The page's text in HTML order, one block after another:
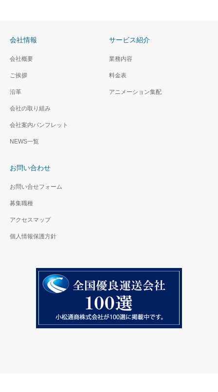
会社情報
会社概要
ご挨拶
沿革
会社の取り組み
会社案内パンフレット
NEWS一覧
サービス紹介
業務内容
料金表
アニメーション集配
お問い合わせ
お問い合せフォーム
募集職種
アクセスマップ
個人情報保護方針